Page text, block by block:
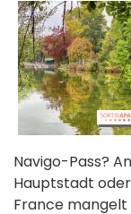
Navigo-Pass?
Hauptstadt
France mangelt